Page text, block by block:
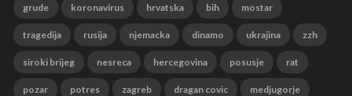
grude koronavirus hrvatska bih mostar
tragedija rusija njemacka dinamo ukrajina zzh
siroki brijeg nesreca hercegovina posusje rat
pozar potres zagreb dragan covic medjugorje